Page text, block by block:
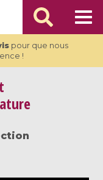
pour que nous
!